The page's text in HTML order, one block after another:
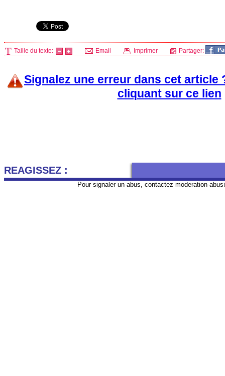
Taille du texte: Email Imprimer Partager:
Signalez une erreur dans cet article
cliquant sur ce lien
REAGISSEZ :
Pour signaler un abus, contactez moderation-